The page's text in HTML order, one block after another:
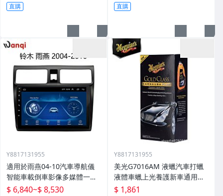
直購 直購
Y8817131955
適用於雨燕04-10汽車導航儀
智能車載倒車影像多媒體一體
機
$ 6,840~$ 8,530
Y8817131955
美光G7016AM 液蠟汽車打蠟
液體車蠟上光養護新車通用棕
櫚蠟
$ 1,861